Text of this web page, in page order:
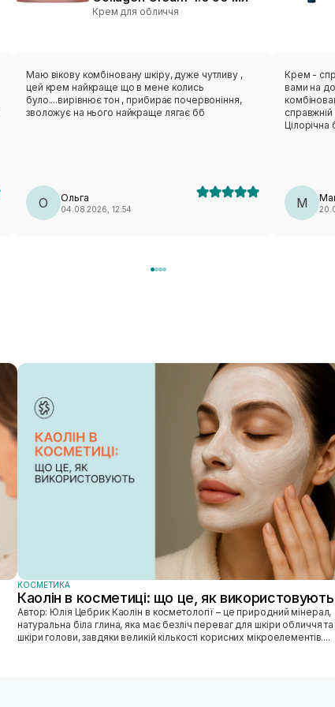
Крем для обличчя
Маю вікову комбіновану шкіру, дуже чутливу ,
цей крем найкраще що в мене колись
було....вирівнює тон , прибирає почервоніння,
зволожує на нього найкраще лягає бб
О Ольга
04.08.2026, 12:54
Крем -
вами на
Цілорічна
M
КОСМЕТИКА
Каолін в косметиці: що це, як використовують
Автор: Юлія Цебрик Каолін в косметології – це природний мінерал,
натуральна біла глина, яка має безліч переваг для шкіри обличчя та
шкіри голови, завдяки великій кількості корисних мікроелементів....